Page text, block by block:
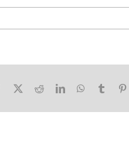
Facebook RedditLinkedInWhatsApp
Tumblr